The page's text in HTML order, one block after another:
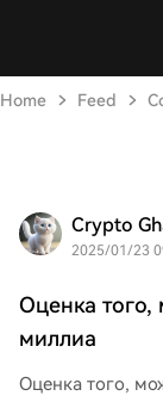
Home Feed
Crypto
2025/01/23
Оценка того,
миллиа
Оценка того,